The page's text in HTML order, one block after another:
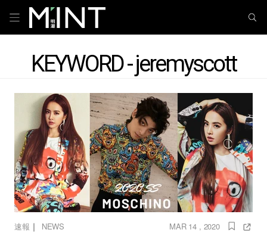
KEYWORD - jeremyscott
速報 ｜ NEWS MAR 14 , 2020